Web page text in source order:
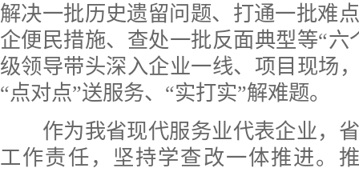
解决一批历史遗留问题、打通一批难
企便民措施、查处一批反面典型等“六
级领导带头深入企业一线、项目现场
“点对点”送服务、“实打实”解难题。
作为我省现代服务业代表企业，省
工作责任，坚持学查改一体推进。